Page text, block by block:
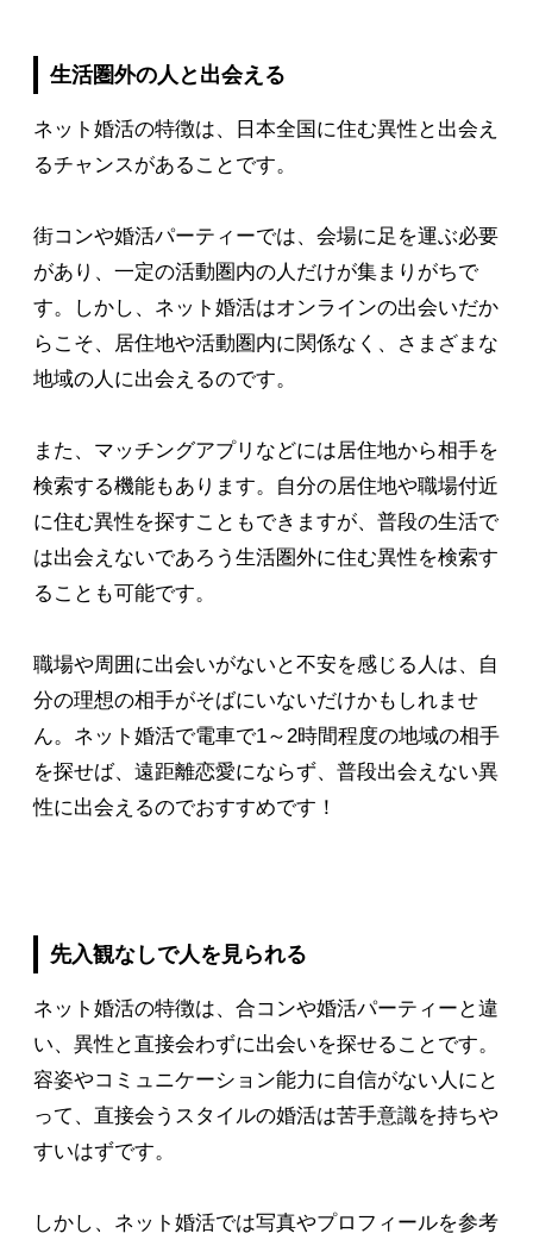
生活圏外の人と出会える
ネット婚活の特徴は、日本全国に住む異性と出会え
るチャンスがあることです。
街コンや婚活パーティーでは、会場に足を運ぶ必要
があり、一定の活動圏内の人だけが集まりがちで
す。しかし、ネット婚活はオンラインの出会いだか
らこそ、居住地や活動圏内に関係なく、さまざまな
地域の人に出会えるのです。
また、マッチングアプリなどには居住地から相手を
検索する機能もあります。自分の居住地や職場付近
に住む異性を探すこともできますが、普段の生活で
は出会えないであろう生活圏外に住む異性を検索す
ることも可能です。
職場や周囲に出会いがないと不安を感じる人は、自
分の理想の相手がそばにいないだけかもしれませ
ん。ネット婚活で電車で1～2時間程度の地域の相手
を探せば、遠距離恋愛にならず、普段出会えない異
性に出会えるのでおすすめです！
先入観なしで人を見られる
ネット婚活の特徴は、合コンや婚活パーティーと違
い、異性と直接会わずに出会いを探せることです。
容姿やコミュニケーション能力に自信がない人にと
って、直接会うスタイルの婚活は苦手意識を持ちや
すいはずです。
しかし、ネット婚活では写真やプロフィールを参考